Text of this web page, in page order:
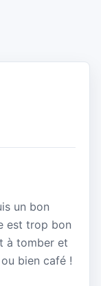
un bon
est trop bon
à tomber et
bien café !